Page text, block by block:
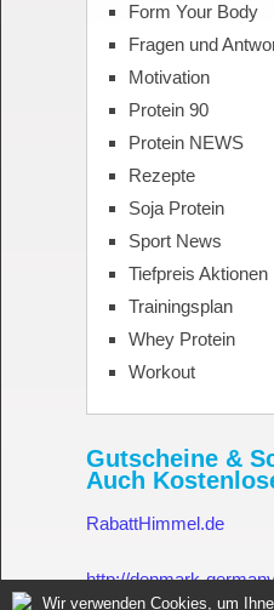
Form Your Body
Fragen und
Motivation
Protein 90
Protein NEWS
Rezepte
Soja Protein
Sport News
Tiefpreis Aktionen
Trainingsplan
Whey Protein
Workout
Gutscheine &
Auch
RabattHimmel.de
http://denmark-
Wir verwenden Cookies, um